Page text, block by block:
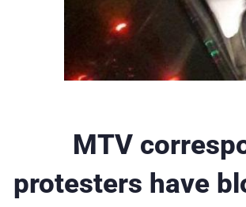
MTV
protesters have